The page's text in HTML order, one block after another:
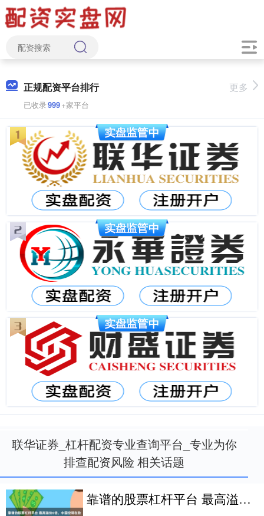
正规配资平台排行
已收录999+家平台
更多
联华证券_杠杆配资专业查询平台_专业为你
排查配资风险 相关话题
靠谱的股票杠杆平台 最高溢价6倍，中国空调在欧洲卖爆了